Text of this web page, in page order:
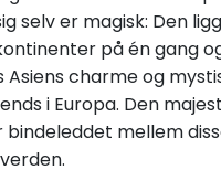
selv er magisk: Den
på én gang
Asiens charme og
i Europa. Den
bindeleddet mellem